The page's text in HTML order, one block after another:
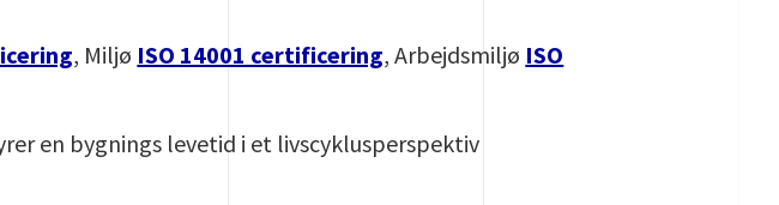
, Miljø ISO 14001 certificering, Arbejdsmiljø ISO
en bygnings levetid i et livscyklusperspektiv